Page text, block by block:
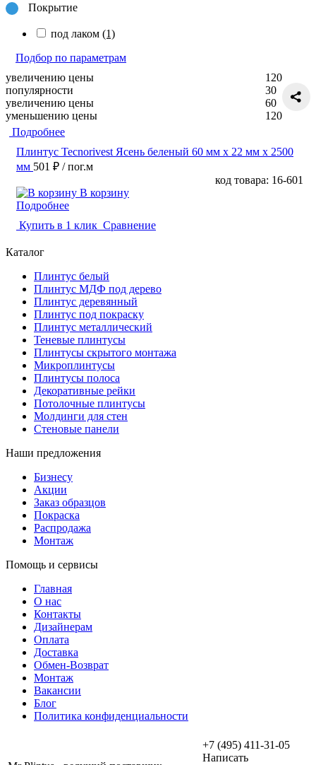
Покрытие
под лаком (1)
Подбор по параметрам
увеличению цены
популярности
увеличению цены
уменьшению цены
120
30
60
120
Подробнее
Плинтус Tecnorivest Ясень беленый 60 мм х 22 мм х 2500
мм 501 ₽ / пог.м
код товара: 16-601
В корзину
Подробнее
Купить в 1 клик Сравнение
Каталог
Плинтус белый
Плинтус МДФ под дерево
Плинтус деревянный
Плинтус под покраску
Плинтус металлический
Теневые плинтусы
Плинтусы скрытого монтажа
Микроплинтусы
Плинтусы полоса
Декоративные рейки
Потолочные плинтусы
Молдинги для стен
Стеновые панели
Наши предложения
Бизнесу
Акции
Заказ образцов
Покраска
Распродажа
Монтаж
Помощь и сервисы
Главная
О нас
Контакты
Дизайнерам
Оплата
Доставка
Обмен-Возврат
Монтаж
Вакансии
Блог
Политика конфиденциальности
+7 (495) 411-31-05
Написать